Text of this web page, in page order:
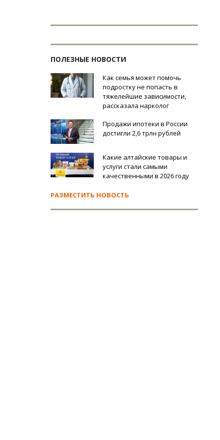
ПОЛЕЗНЫЕ НОВОСТИ
Как семья может помочь
подростку не попасть в
тяжелейшие зависимости,
рассказала нарколог
Продажи ипотеки в России
достигли 2,6 трлн рублей
Какие алтайские товары и
услуги стали самыми
качественными в 2026 году
РАЗМЕСТИТЬ НОВОСТЬ